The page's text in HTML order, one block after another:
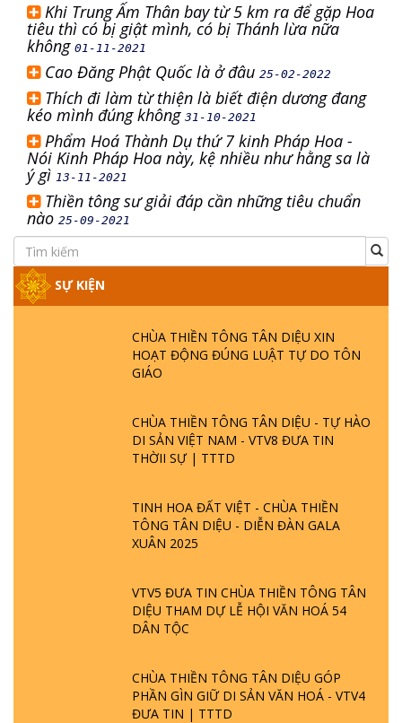
Khi Trung Ấm Thân bay từ 5 km ra để gặp Hoa
tiêu thì có bị giật mình, có bị Thánh lừa nữa
không 01-11-2021
Cao Đăng Phật Quốc là ở đâu 25-02-2022
Thích đi làm từ thiện là biết điện dương đang
kéo mình đúng không 31-10-2021
Phẩm Hoá Thành Dụ thứ 7 kinh Pháp Hoa -
Nói Kinh Pháp Hoa này, kệ nhiều như hằng sa là
ý gì 13-11-2021
Thiền tông sư giải đáp cần những tiêu chuẩn
nào 25-09-2021
SỰ KIỆN
CHÙA THIỀN TÔNG TÂN DIỆU XIN
HOẠT ĐỘNG ĐÚNG LUẬT TỰ DO TÔN
GIÁO
CHÙA THIỀN TÔNG TÂN DIỆU - TỰ HÀO
DI SẢN VIỆT NAM - VTV8 ĐƯA TIN
THỜII SỰ | TTTD
TINH HOA ĐẤT VIỆT - CHÙA THIỀN
TÔNG TÂN DIỆU - DIỄN ĐÀN GALA
XUÂN 2025
VTV5 ĐƯA TIN CHÙA THIỀN TÔNG TÂN
DIỆU THAM DỰ LỄ HỘI VĂN HOÁ 54
DÂN TỘC
CHÙA THIỀN TÔNG TÂN DIỆU GÓP
PHẦN GÌN GIỮ DI SẢN VĂN HOÁ - VTV4
ĐƯA TIN | TTTD